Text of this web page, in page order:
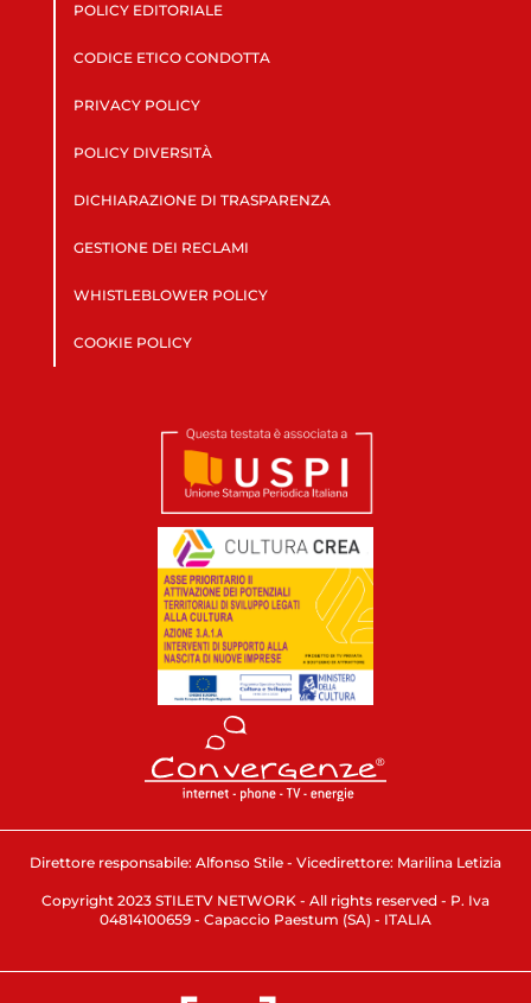
POLICY EDITORIALE
CODICE ETICO CONDOTTA
PRIVACY POLICY
POLICY DIVERSITÀ
DICHIARAZIONE DI TRASPARENZA
GESTIONE DEI RECLAMI
WHISTLEBLOWER POLICY
COOKIE POLICY
Direttore responsabile: Alfonso Stile - Vicedirettore: Marilina Letizia
Copyright 2023 STILETV NETWORK - All rights reserved - P. Iva
04814100659 - Capaccio Paestum (SA) - ITALIA